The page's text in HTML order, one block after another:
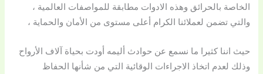
الخاصة بالحرائق وهذه الادوات مطابقة للمواصفات العالمية ،
والتي تضمن لعملائنا الكرام أعلى مستوى من الأمان والحماية ،
حيث اننا كثيرا ما نسمع عن حوادث أليمه أودت بحياة آلاف الأرواح
وذلك لعدم اتخاذ الاجراءات الوقائية التي من شأنها الحفاظ